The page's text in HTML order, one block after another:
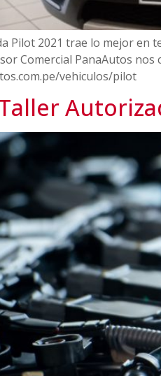
Pilot 2021 trae lo mejor en
Comercial PanaAutos
vehiculos/pilot